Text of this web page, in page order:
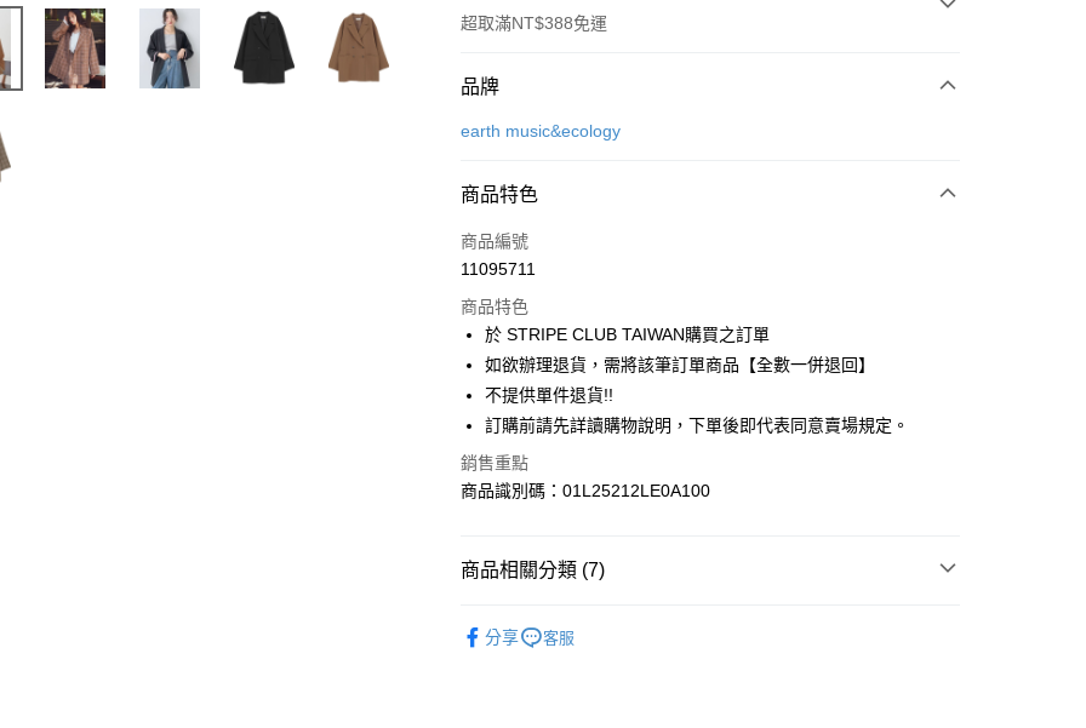
超取滿NT$388免運
付款方式
信用卡一次付款
合作金庫商業銀行
華南商業銀行
上海商業儲蓄銀行
國泰世華商業銀行
兆豐國際商業銀行
臺灣中小企業銀行
台中商業銀行
聯邦商業銀行
元大商業銀行
永豐商業銀行
玉山商業銀行
台新國際商業銀行
超商取貨付款
LINE Pay
Apple Pay
街口支付
悠遊付
Google Pay
相關說明
【大哥付你分期使用說明】
2.付款方式選擇「大哥付你分期」，訂單成立後會自動跳轉到大哥付的交易
流程，驗證手機門號後，選擇欲分期的期數、繳款截止日，確認付款後即
相關說明
【關於「AFTEE先享後付」】
品牌
earth music&ecology
商品特色
商品編號
11095711
商品特色
於 STRIPE CLUB TAIWAN購買之訂單
如欲辦理退貨，需將該筆訂單商品【全數一併退回】
不提供單件退貨!!
訂購前請先詳讀購物說明，下單後即代表同意賣場規定。
銷售重點
商品識別碼：01L25212LE0A100
商品相關分類 (7)
分享 客服